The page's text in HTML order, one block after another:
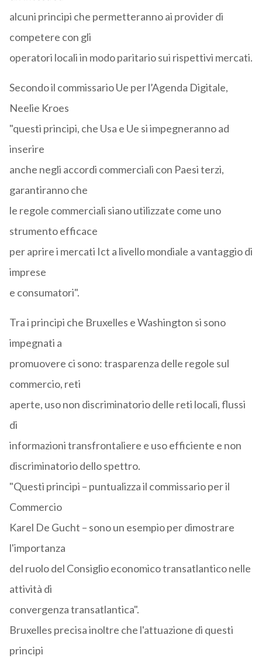
alcuni principi che permetteranno ai provider di
competere con gli
operatori locali in modo paritario sui rispettivi mercati.
Secondo il commissario Ue per l’Agenda Digitale,
Neelie Kroes
"questi principi, che Usa e Ue si impegneranno ad
inserire
anche negli accordi commerciali con Paesi terzi,
garantiranno che
le regole commerciali siano utilizzate come uno
strumento efficace
per aprire i mercati Ict a livello mondiale a vantaggio di
imprese
e consumatori".
Tra i principi che Bruxelles e Washington si sono
impegnati a
promuovere ci sono: trasparenza delle regole sul
commercio, reti
aperte, uso non discriminatorio delle reti locali, flussi
di
informazioni transfrontaliere e uso efficiente e non
discriminatorio dello spettro.
"Questi principi – puntualizza il commissario per il
Commercio
Karel De Gucht – sono un esempio per dimostrare
l'importanza
del ruolo del Consiglio economico transatlantico nelle
attività di
convergenza transatlantica".
Bruxelles precisa inoltre che l'attuazione di questi
principi